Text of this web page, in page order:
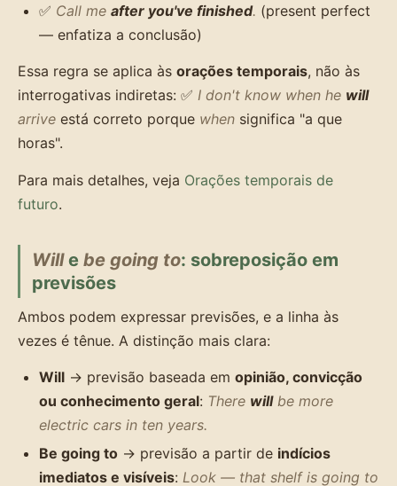
✅ Call me after you've finished. (present perfect
— enfatiza a conclusão)
Essa regra se aplica às orações temporais, não às
interrogativas indiretas: ✅ I don't know when he will
arrive está correto porque when significa "a que
horas".
Para mais detalhes, veja Orações temporais de
futuro.
Wille be going to: sobreposição em
previsões
Ambos podem expressar previsões, e a linha às
vezes é tênue. A distinção mais clara:
Will → previsão baseada em opinião, convicção
ou conhecimento geral: There willbe more
electric cars in ten years.
Be going to → previsão a partir de indícios
imediatos e visíveis: Look — that shelf is going to